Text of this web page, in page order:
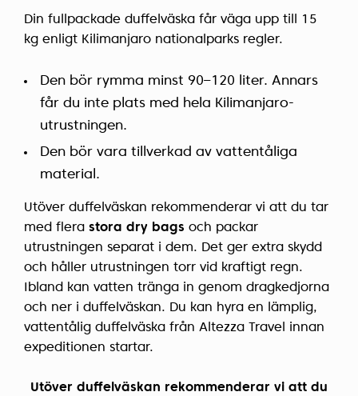
Din fullpackade duffelväska får väga upp till 15
kg enligt Kilimanjaro nationalparks regler.
Den bör rymma minst 90–120 liter. Annars
får du inte plats med hela Kilimanjaro-
utrustningen.
Den bör vara tillverkad av vattentåliga
material.
Utöver duffelväskan rekommenderar vi att du tar
med flera stora dry bags och packar
utrustningen separat i dem. Det ger extra skydd
och håller utrustningen torr vid kraftigt regn.
Ibland kan vatten tränga in genom dragkedjorna
och ner i duffelväskan. Du kan hyra en lämplig,
vattentålig duffelväska från Altezza Travel innan
expeditionen startar.
Utöver duffelväskan rekommenderar vi att du